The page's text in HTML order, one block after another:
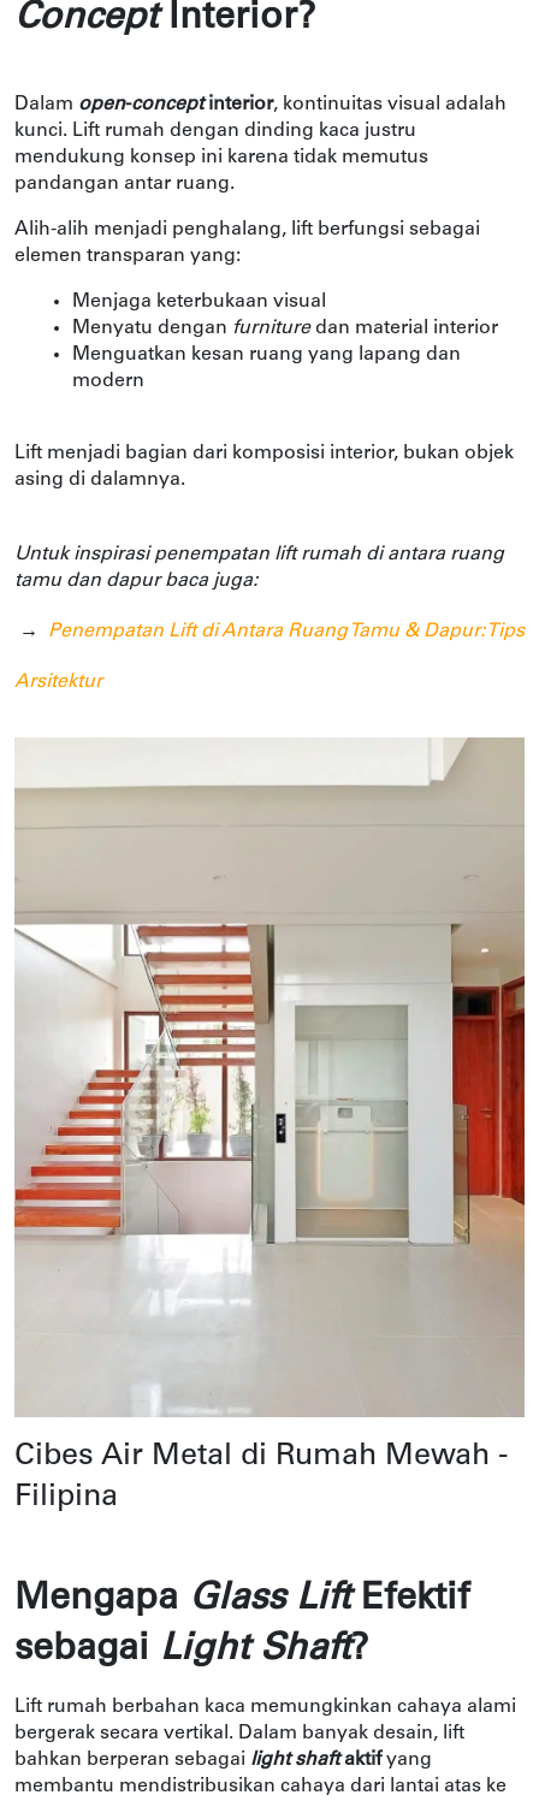
Concept Interior?
Dalam open-concept interior, kontinuitas visual adalah
kunci. Lift rumah dengan dinding kaca justru
mendukung konsep ini karena tidak memutus
pandangan antar ruang.
Alih-alih menjadi penghalang, lift berfungsi sebagai
elemen transparan yang:
Menjaga keterbukaan visual
Menyatu dengan furniture dan material interior
Menguatkan kesan ruang yang lapang dan
modern
Lift menjadi bagian dari komposisi interior, bukan objek
asing di dalamnya.
Untuk inspirasi penempatan lift rumah di antara ruang
tamu dan dapur baca juga:
→ Penempatan Lift di Antara Ruang Tamu & Dapur: Tips
Arsitektur
Cibes Air Metal di Rumah Mewah -
Filipina
Mengapa Glass Lift Efektif
sebagai Light Shaft?
Lift rumah berbahan kaca memungkinkan cahaya alami
bergerak secara vertikal. Dalam banyak desain, lift
bahkan berperan sebagai light shaft aktif yang
membantu mendistribusikan cahaya dari lantai atas ke